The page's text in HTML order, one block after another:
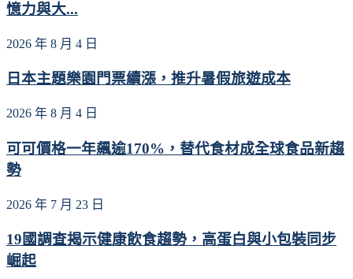
憶力與大...
2026 年 8 月 4 日
日本主題樂園門票續漲，推升暑假旅遊成本
2026 年 8 月 4 日
可可價格一年飆逾170%，替代食材成全球食品新趨
勢
2026 年 7 月 23 日
19國調查揭示健康飲食趨勢，高蛋白與小包裝同步
崛起